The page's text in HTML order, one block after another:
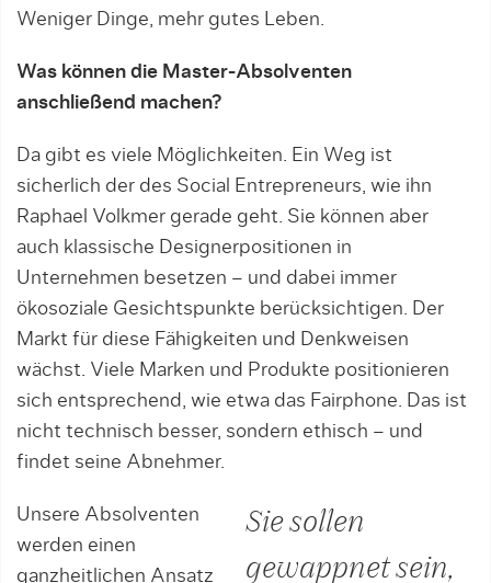
Weniger Dinge, mehr gutes Leben.
Was können die Master-Absolventen
anschließend machen?
Da gibt es viele Möglichkeiten. Ein Weg ist
sicherlich der des Social Entrepreneurs, wie ihn
Raphael Volkmer gerade geht. Sie können aber
auch klassische Designerpositionen in
Unternehmen besetzen – und dabei immer
ökosoziale Gesichtspunkte berücksichtigen. Der
Markt für diese Fähigkeiten und Denkweisen
wächst. Viele Marken und Produkte positionieren
sich entsprechend, wie etwa das Fairphone. Das ist
nicht technisch besser, sondern ethisch – und
findet seine Abnehmer.
Sie sollen
gewappnet sein,
Unsere Absolventen
werden einen
ganzheitlichen Ansatz